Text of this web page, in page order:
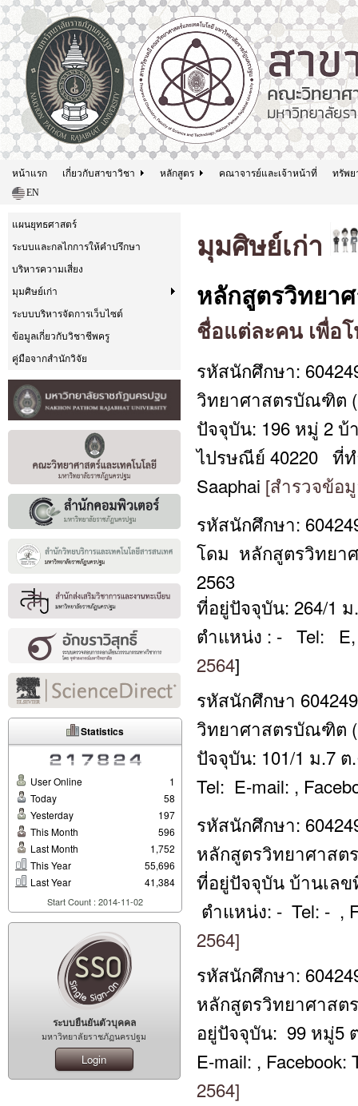
หน้าแรก เกี่ยวกับสาขาวิชา หลักสูตร คณาจารย์และเจ้าหน้าที่
ทรัพย
EN
แผนยุทธศาสตร์
ระบบและกลไกการให้คำปรึกษา
บริหารความเสี่ยง
มุมศิษย์เก่า
ระบบบริหารจัดการเว็บไซต์
ข้อมูลเกี่ยวกับวิชาชีพครู
คู่มือจากสำนักวิจัย
Statistics
User Online
1
Today
58
Yesterday
197
This Month
596
Last Month
1,752
This Year
55,696
Last Year
41,384
Start Count : 2014-11-02
ระบบยืนยันตัวบุคคล
มหาวิทยาลัยราชภัฏนครปฐม
Login
มุมศิษย์เก่า
หลักสูตรวิทยา
ชื่อแต่ละคน เพื่อ
รหัสนักศึกษา:
วิทยาศาสตรบัณฑิต (
ปัจจุบัน: 196 หมู่ 2
ไปรษณีย์ 40220 ที่
Saaphai [สำรวจข้อ
รหัสนักศึกษา:
โดม หลักสูตรวิทยา
2563
ที่อยู่ปัจจุบัน: 264/1
ตำแหน่ง : - Tel:
2564]
รหัสนักศึกษา
วิทยาศาสตรบัณฑิต (
ปัจจุบัน: 101/1 ม.7
Tel: E-mail: ,
รหัสนักศึกษา:
หลักสูตรวิทยาศาสต
ที่อยู่ปัจจุบัน บ้านเล
ตำแหน่ง: - Tel: - ,
2564]
รหัสนักศึกษา:
หลักสูตรวิทยาศาสต
อยู่ปัจจุบัน: 99 หมู่
E-mail: ,
2564]